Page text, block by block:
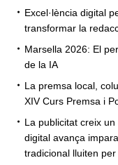
Excel·lència digital
transformar la
Marsella 2026: El
de la IA
La premsa local,
XIV Curs Premsa i
La publicitat creix
digital avança
tradicional lluiten